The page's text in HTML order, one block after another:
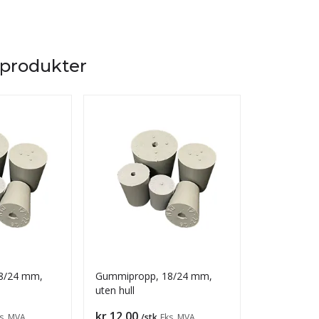
24 mm,
Gummipropp, 18/24 mm,
uten hull
Pris
kr 12,00